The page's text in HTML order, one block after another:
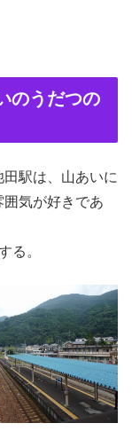
のうだつの
駅は、山あいに
気が好きであ
る。